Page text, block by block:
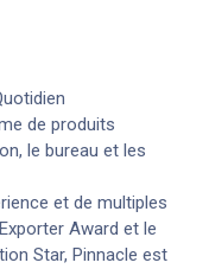
de produits
le bureau et les
et de multiples
Award et le
Star, Pinnacle est